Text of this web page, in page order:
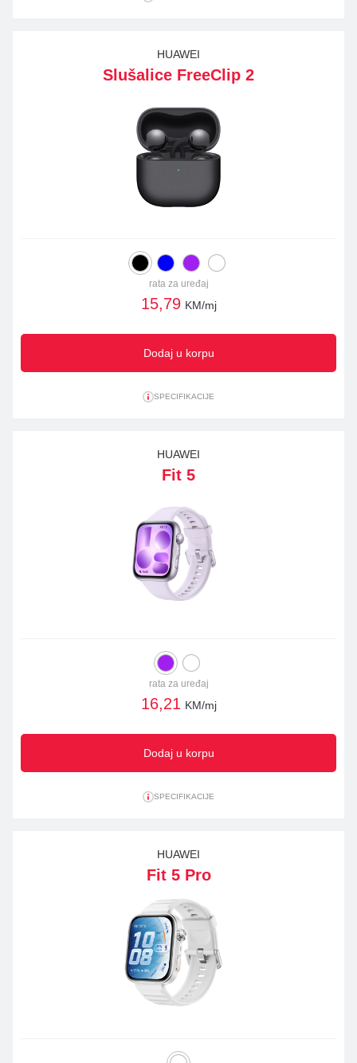
HUAWEI
Slušalice FreeClip 2
rata za uređaj
15,79 KM/mj
Dodaj u korpu
SPECIFIKACIJE
HUAWEI
Fit 5
rata za uređaj
16,21 KM/mj
Dodaj u korpu
SPECIFIKACIJE
HUAWEI
Fit 5 Pro